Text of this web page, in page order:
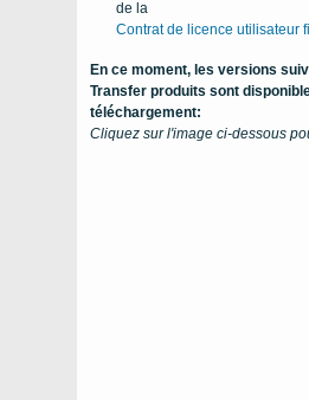
de la
Contrat de licence utilisateur
En ce moment, les versions
Transfer produits sont
téléchargement:
Cliquez sur l'image ci-dessous